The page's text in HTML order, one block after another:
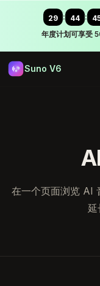
29 : 43 :
年度计划可享受
Suno V6
在一个页面浏览 AI
延